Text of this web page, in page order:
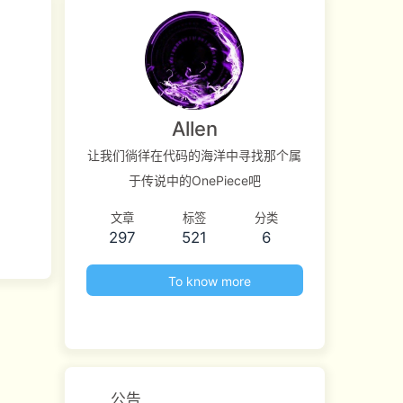
Allen
让我们徜徉在代码的海洋中寻找那个属
于传说中的OnePiece吧
文章
297
标签
521
分类
6
To know more
公告